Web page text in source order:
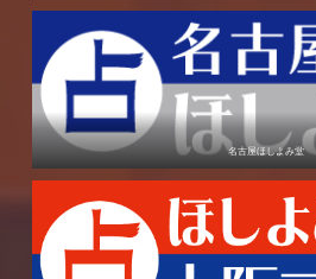
名古屋ほしよみ堂